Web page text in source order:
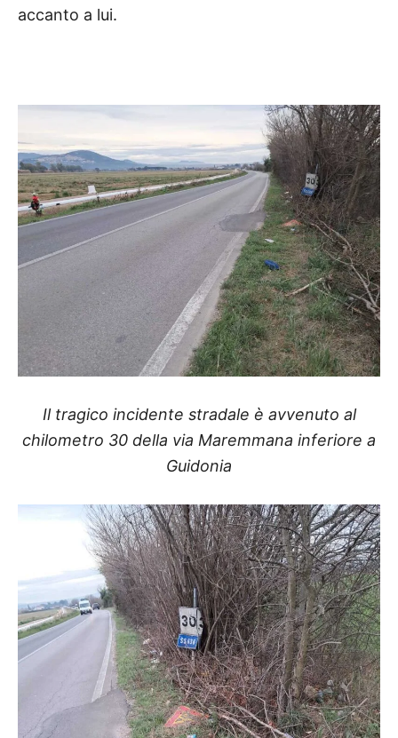
accanto a lui.
Il tragico incidente stradale è avvenuto al
chilometro 30 della via Maremmana inferiore a
Guidonia